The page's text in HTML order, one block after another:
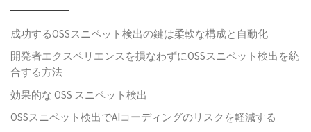
成功するOSSスニペット検出の鍵は柔軟な構成と自動化
開発者エクスペリエンスを損なわずにOSSスニペット検出を統
合する方法
効果的な OSS スニペット検出
OSSスニペット検出でAIコーディングのリスクを軽減する